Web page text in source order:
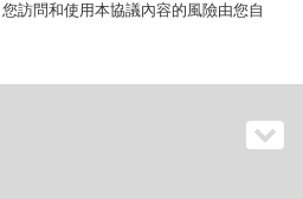
訪問和使用本協議內容的風險由您自